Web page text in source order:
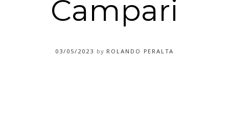
Campari
03/05/2023 by ROLANDO PERALTA